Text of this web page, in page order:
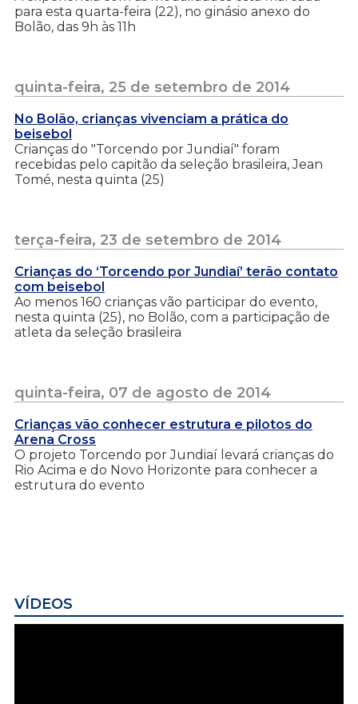
para esta quarta-feira (22), no ginásio anexo do
Bolão, das 9h às 11h
quinta-feira, 25 de setembro de 2014
No Bolão, crianças vivenciam a prática do
beisebol
Crianças do "Torcendo por Jundiaí" foram
recebidas pelo capitão da seleção brasileira, Jean
Tomé, nesta quinta (25)
terça-feira, 23 de setembro de 2014
Crianças do ‘Torcendo por Jundiaí’ terão contato
com beisebol
Ao menos 160 crianças vão participar do evento,
nesta quinta (25), no Bolão, com a participação de
atleta da seleção brasileira
quinta-feira, 07 de agosto de 2014
Crianças vão conhecer estrutura e pilotos do
Arena Cross
O projeto Torcendo por Jundiaí levará crianças do
Rio Acima e do Novo Horizonte para conhecer a
estrutura do evento
VÍDEOS